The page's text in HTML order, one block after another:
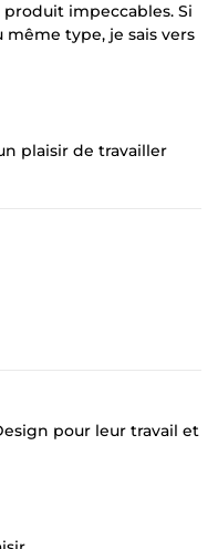
impeccables. Si
type, je sais vers
plaisir de travailler
pour leur travail et